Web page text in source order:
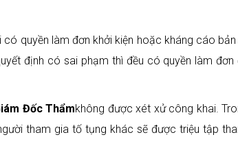
quyền làm đơn khởi kiện hoặc kháng cáo
định có sai phạm thì đều có quyền làm
Đốc Thẩmkhông được xét xử công khai.
tham gia tố tụng khác sẽ được triệu tập